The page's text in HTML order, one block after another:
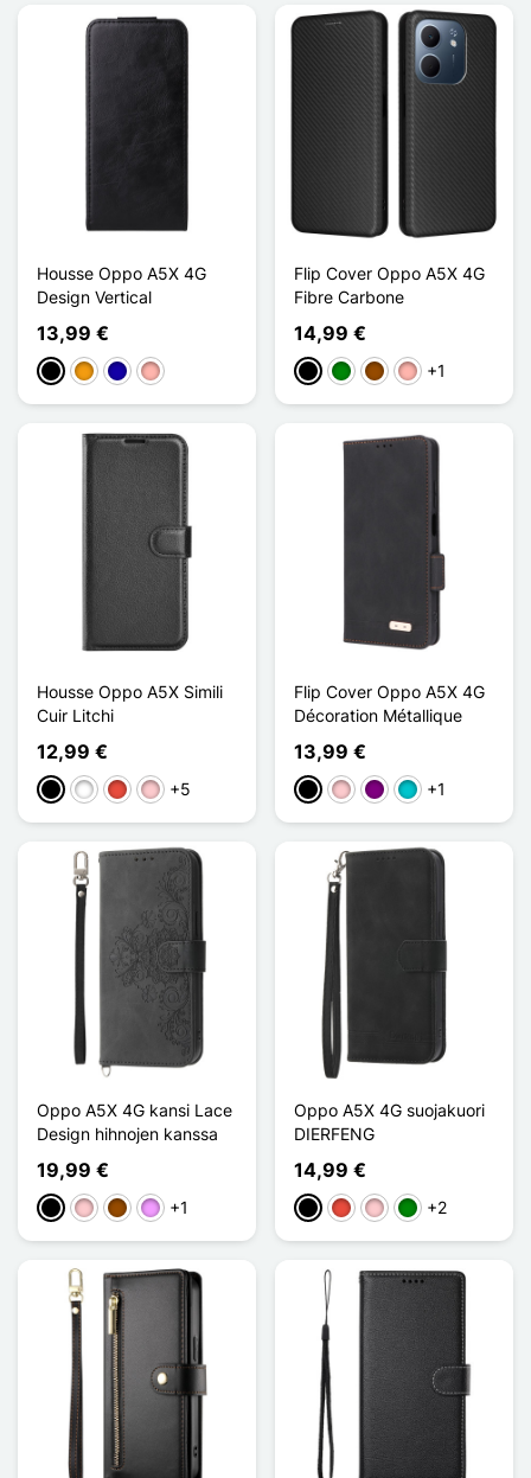
Housse Oppo A5X 4G
Design Vertical
13,99 €
MustaOranssiBleu Foncé
Or Rose
Flip Cover Oppo A5X 4G
Fibre Carbone
14,99 €
MustaVihreäRuskeaOr Rose
+1
Housse Oppo A5X Simili
Cuir Litchi
12,99 €
MustaValkoinen
Punainen
Pinkki
+5
Flip Cover Oppo A5X 4G
Décoration Métallique
13,99 €
MustaPinkkiVioletTurquoise
+1
Oppo A5X 4G kansi Lace
Design hihnojen kanssa
19,99 €
MustaPinkkiRuskeaViolet Clair
+1
Oppo A5X 4G suojakuori
DIERFENG
14,99 €
MustaPunainen
PinkkiVihreä
+2